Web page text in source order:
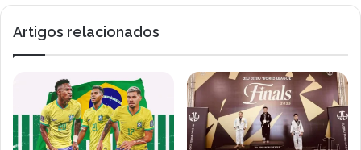
Artigos relacionados